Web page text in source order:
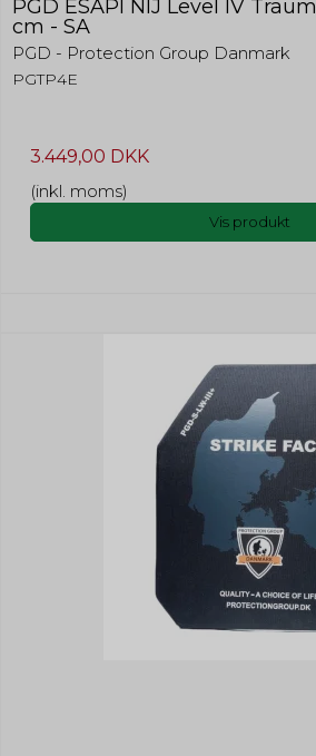
PGD ESAPI NIJ Level IV
cm - SA
PGD - Protection Group Danmark
PGTP4E
3.449,00 DKK
(inkl. moms)
Vis produkt